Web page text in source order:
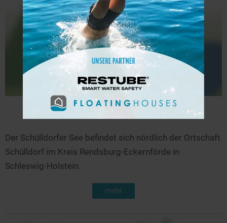
Schülldorfer See 8,4 km
Der Schülldorfer See befindet sich nördlich der Ortschaft
Schülldorf im Kreis Rendsburg-Eckernförde in
Schleswig-Holstein.
mehr